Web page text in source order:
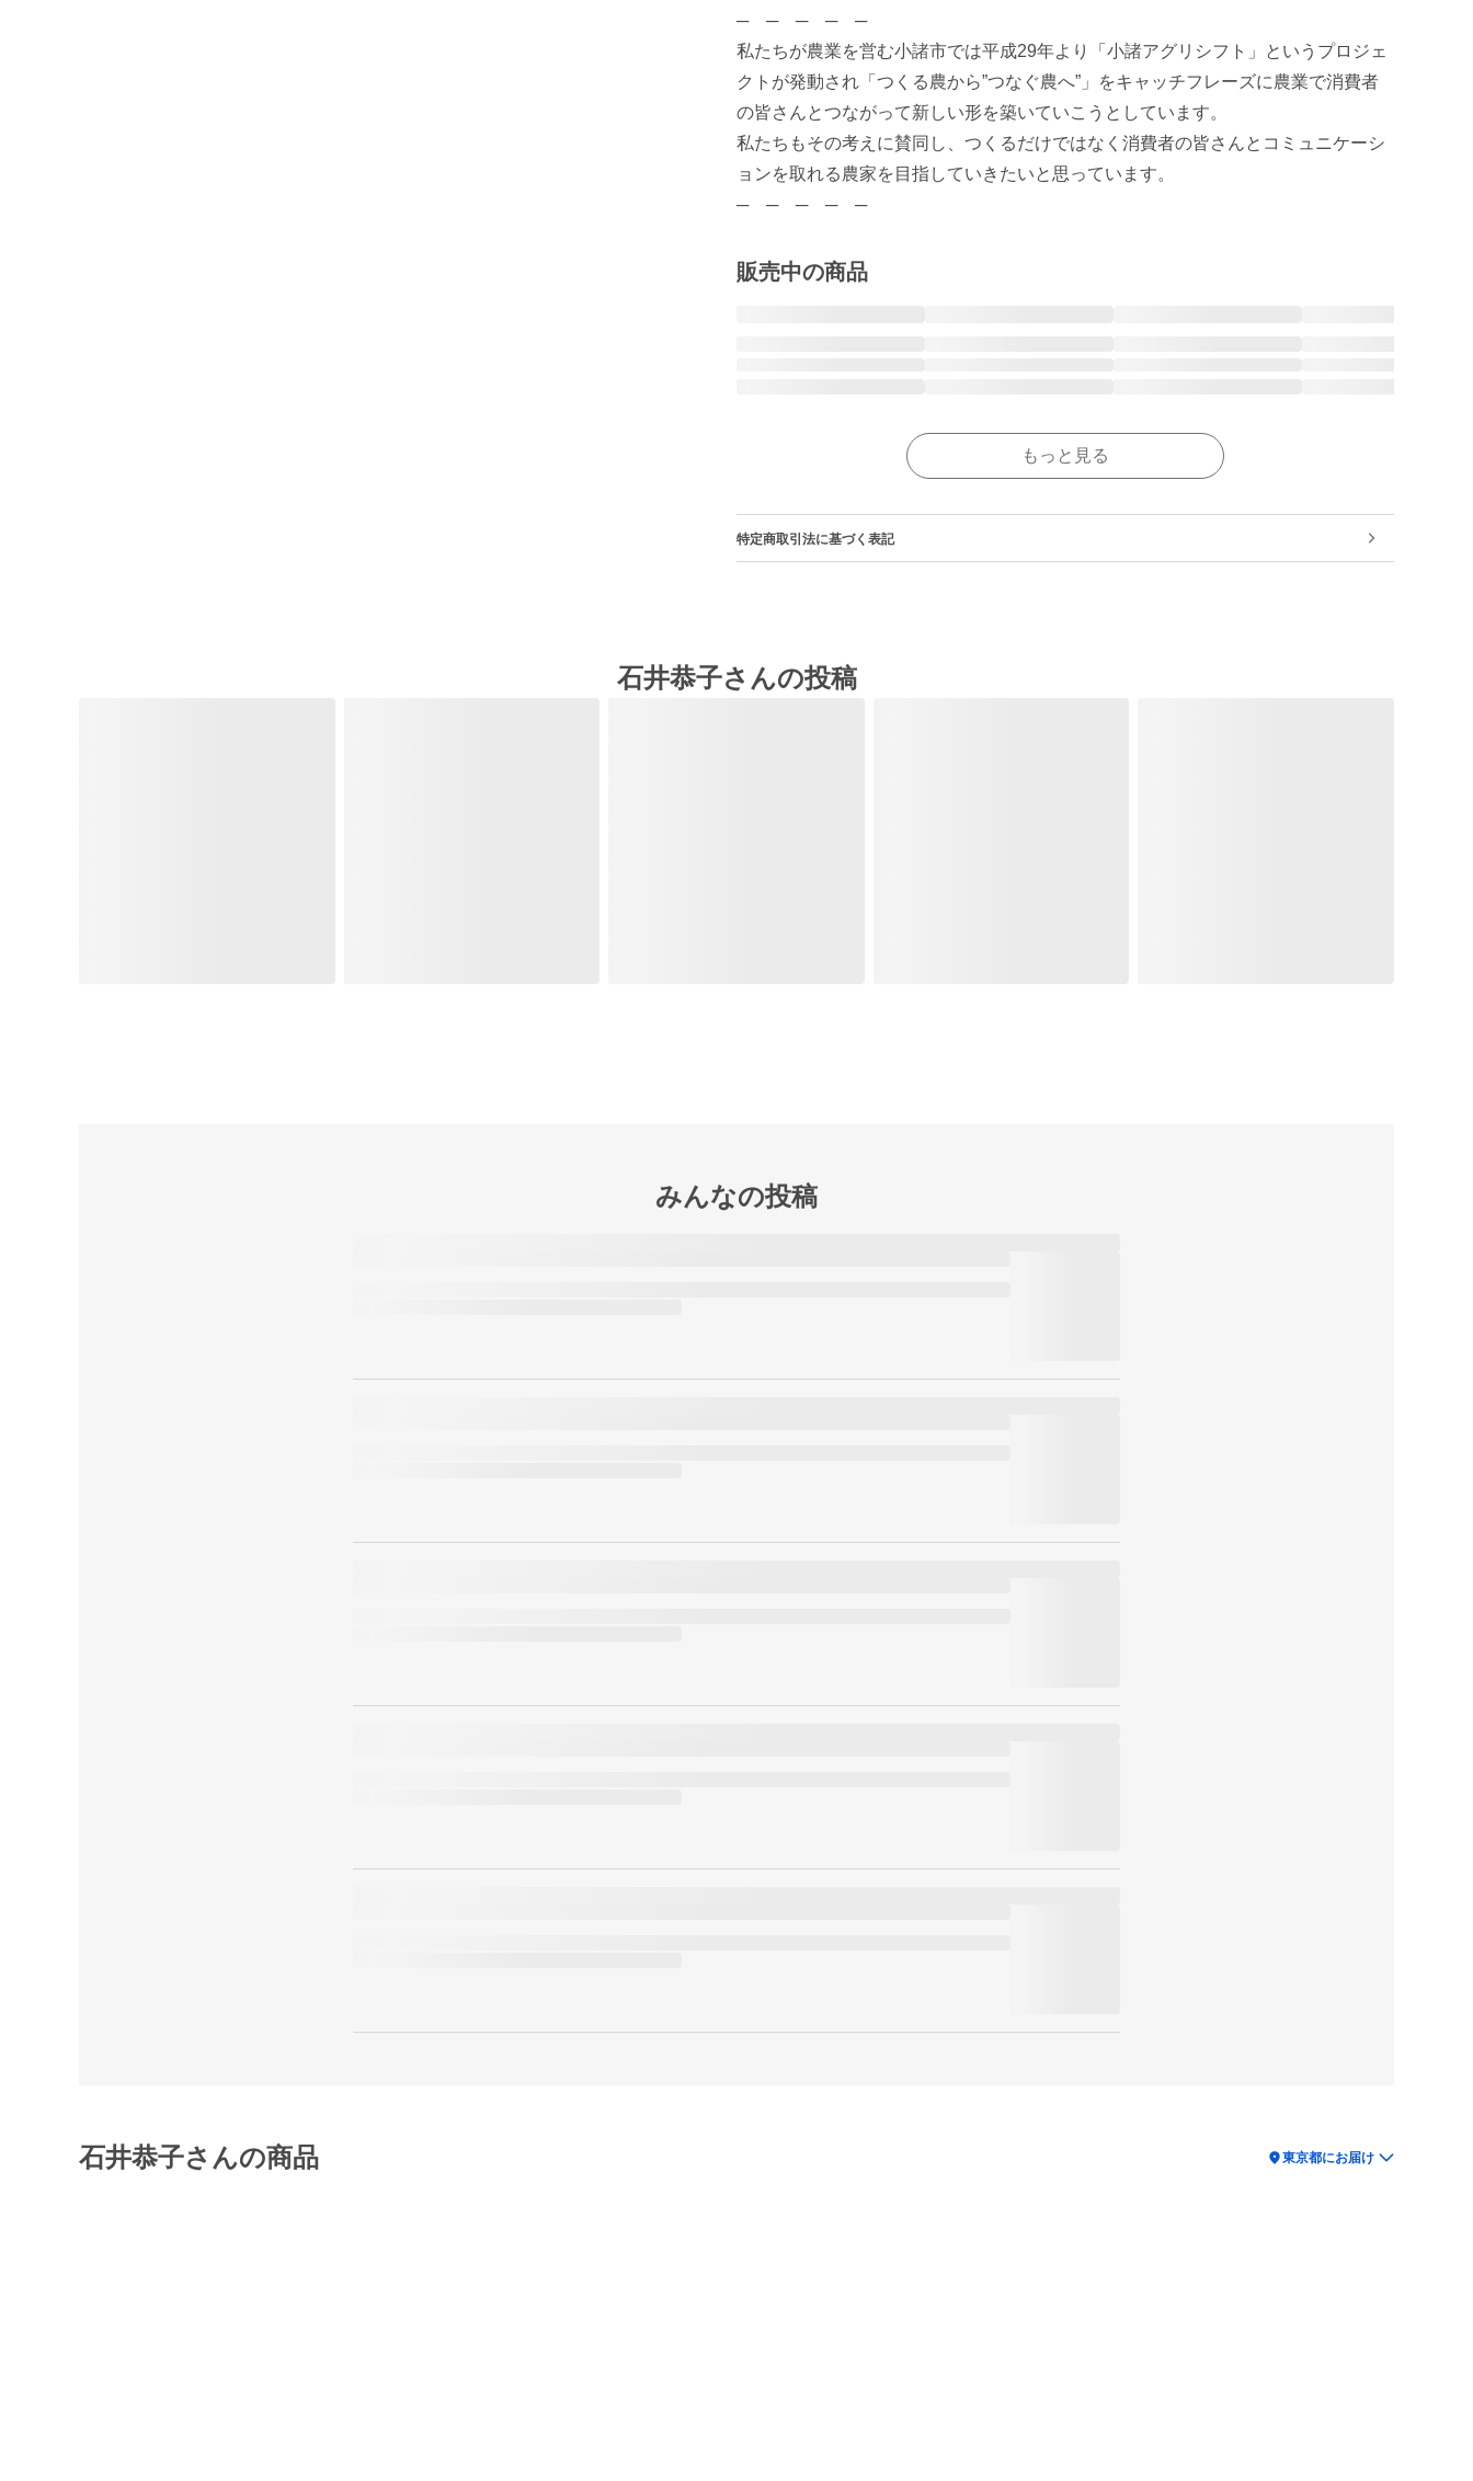
─　─　─　─　─
私たちが農業を営む小諸市では平成29年より「小諸アグリシフト」というプロジェ
クトが発動され「つくる農から”つなぐ農へ”」をキャッチフレーズに農業で消費者
の皆さんとつながって新しい形を築いていこうとしています。
私たちもその考えに賛同し、つくるだけではなく消費者の皆さんとコミュニケーシ
ョンを取れる農家を目指していきたいと思っています。
─　─　─　─　─
販売中の商品
もっと見る
特定商取引法に基づく表記
石井恭子さんの投稿
みんなの投稿
石井恭子さんの商品 location_on東京都にお届け